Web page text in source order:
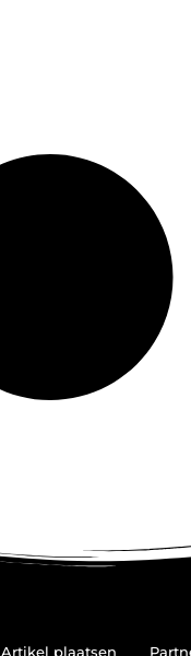
Artikel plaatsen